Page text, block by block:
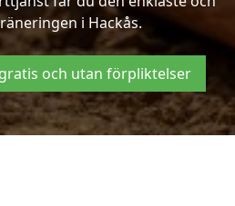
i Hackås.
och utan förpliktelser